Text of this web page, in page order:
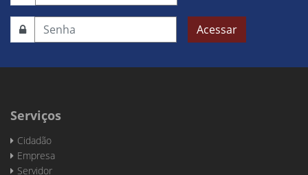
Acessar
Serviços
Cidadão
Empresa
Servidor